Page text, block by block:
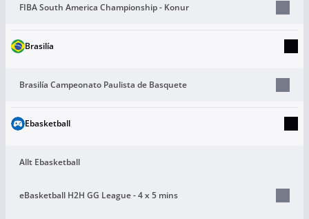
FIBA South America Championship - Konur
Brasilía
Brasilía Campeonato Paulista de Basquete
Ebasketball
Allt Ebasketball
eBasketball H2H GG League - 4 x 5 mins